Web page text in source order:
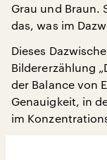
Grau und Braun.
das, was im
Dieses
Bildererzählung
der Balance von
Genauigkeit, in
im